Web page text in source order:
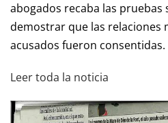
abogados recaba las pruebas
demostrar que las relaciones
acusados fueron consentidas.
Leer toda la noticia